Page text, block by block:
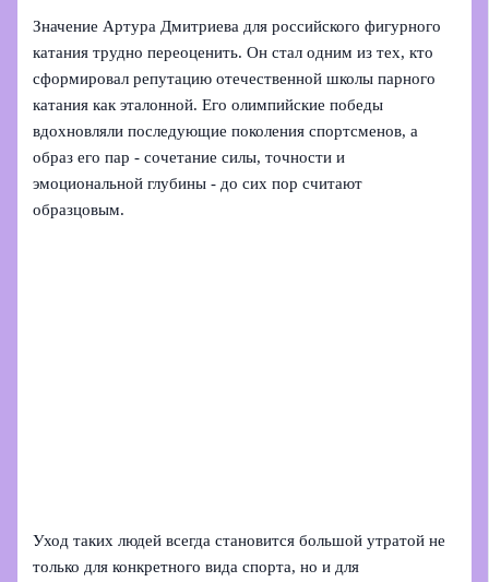
Значение Артура Дмитриева для российского фигурного
катания трудно переоценить. Он стал одним из тех, кто
сформировал репутацию отечественной школы парного
катания как эталонной. Его олимпийские победы
вдохновляли последующие поколения спортсменов, а
образ его пар - сочетание силы, точности и
эмоциональной глубины - до сих пор считают
образцовым.
Уход таких людей всегда становится большой утратой не
только для конкретного вида спорта, но и для